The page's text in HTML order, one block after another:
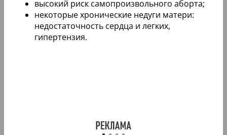
высокий риск самопроизвольного аборта;
некоторые хронические недуги матери:
недостаточность сердца и легких,
гипертензия.